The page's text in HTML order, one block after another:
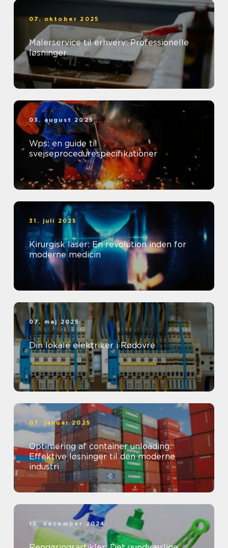
07. oktober 2025
Malerservice til erhverv: Professionelle
løsninger
03. august 2025
Wps: en guide til
svejseprocedurespecifikationer
31. juli 2025
Kirurgisk laser: En revolution inden for
moderne medicin
07. maj 2025
Din lokale elektriker i Rødovre
07. januar 2025
Optimering af container unloading:
Effektive løsninger til den moderne
industri
13. december 2024